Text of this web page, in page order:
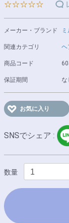
☆☆☆☆☆
メーカー・ブランド
関連カテゴリ ヘ
商品コード
保証期間 な
お気に入り
SNSでシェア :
数量